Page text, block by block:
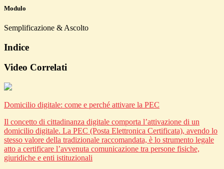
Modulo
Semplificazione & Ascolto
Indice
Video Correlati
Domicilio digitale: come e perché attivare la PEC
Il concetto di cittadinanza digitale comporta l’attivazione di un
domicilio digitale. La PEC (Posta Elettronica Certificata), avendo lo
stesso valore della tradizionale raccomandata, è lo strumento legale
atto a certificare l’avvenuta comunicazione tra persone fisiche,
giuridiche e enti istituzionali